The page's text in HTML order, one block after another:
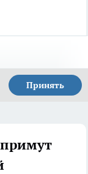
Принять